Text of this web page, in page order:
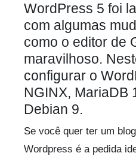
WordPress 5 foi
com algumas
como o editor de
maravilhoso.
configurar o
NGINX, MariaDB
Debian 9.
Se você quer ter um
Wordpress é a pedida